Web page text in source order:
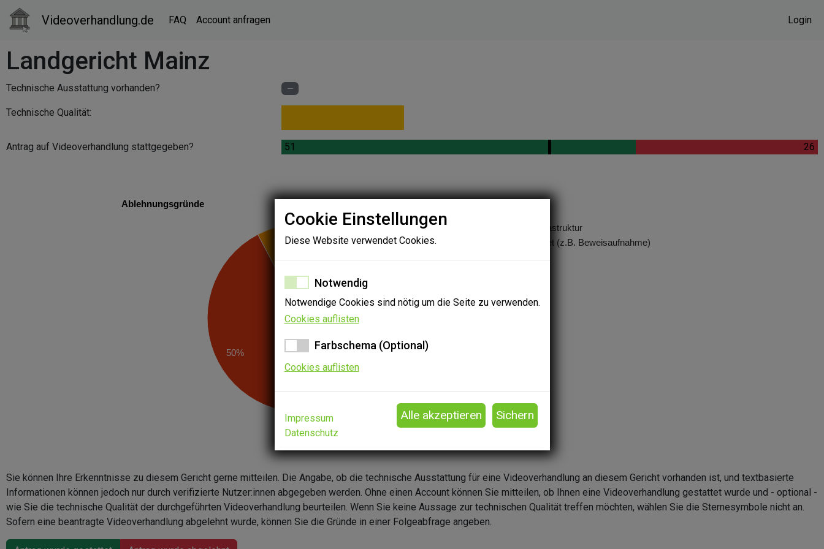
Videoverhandlung.de FAQ Account anfragen Login
Landgericht Mainz
Technische Ausstattung vorhanden?
Technische Qualität:
Antrag auf Videoverhandlung stattgegeben? 51 26
Ablehnungsgründe
Keine Infrastruktur
Ungeeignet (z.B. Beweisaufnahme)
42.3%
7.7%
50%
Sie können Ihre Erkenntnisse zu diesem Gericht gerne mitteilen. Die Angabe, ob die technische Ausstattung für eine Videoverhandlung an diesem Gericht vorhanden ist, und textbasierte
Informationen können jedoch nur durch verifizierte Nutzer:innen abgegeben werden. Ohne einen Account können Sie mitteilen, ob Ihnen eine Videoverhandlung gestattet wurde und - optional -
wie Sie die technische Qualität der durchgeführten Videoverhandlung beurteilen. Wenn Sie keine Aussage zur technischen Qualität treffen möchten, wählen Sie die Sternesymbole nicht an.
Sofern eine beantragte Videoverhandlung abgelehnt wurde, können Sie die Gründe in einer Folgeabfrage angeben.
Cookie Einstellungen
Diese Website verwendet Cookies.
Notwendig
Notwendige Cookies sind nötig um die Seite zu verwenden.
Cookies auflisten
Farbschema (Optional)
Cookies auflisten
Impressum
Datenschutz